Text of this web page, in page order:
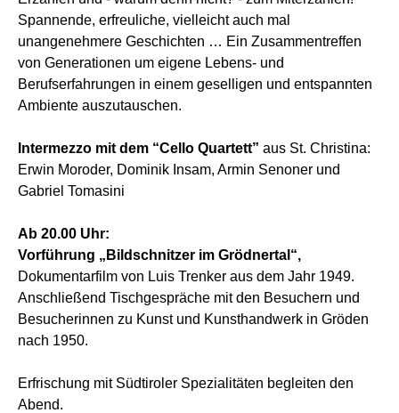
Spannende, erfreuliche, vielleicht auch mal
unangenehmere Geschichten … Ein Zusammentreffen
von Generationen um eigene Lebens- und
Berufserfahrungen in einem geselligen und entspannten
Ambiente auszutauschen.
Intermezzo mit dem “Cello Quartett” aus St. Christina:
Erwin Moroder, Dominik Insam, Armin Senoner und
Gabriel Tomasini
Ab 20.00 Uhr:
Vorführung „Bildschnitzer im Grödnertal“,
Dokumentarfilm von Luis Trenker aus dem Jahr 1949.
Anschließend Tischgespräche mit den Besuchern und
Besucherinnen zu Kunst und Kunsthandwerk in Gröden
nach 1950.
Erfrischung mit Südtiroler Spezialitäten begleiten den
Abend.